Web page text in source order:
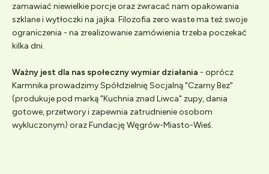
zamawiać niewielkie porcje oraz zwracać nam opakowania
szklane i wytłoczki na jajka. Filozofia zero waste ma też swoje
ograniczenia - na zrealizowanie zamówienia trzeba poczekać
kilka dni.
Ważny jest dla nas społeczny wymiar działania - oprócz
Karmnika prowadzimy Spółdzielnię Socjalną "Czarny Bez"
(produkuje pod marką "Kuchnia znad Liwca" zupy, dania
gotowe, przetwory i zapewnia zatrudnienie osobom
wykluczonym) oraz Fundację Węgrów-Miasto-Wieś.